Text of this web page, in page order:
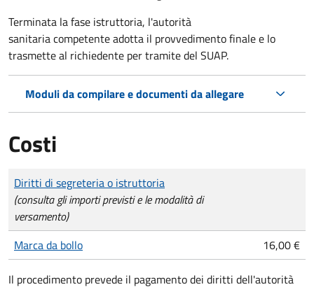
Terminata la fase istruttoria, l'autorità
sanitaria competente adotta il provvedimento finale e lo
trasmette al richiedente per tramite del SUAP.
Moduli da compilare e documenti da allegare
Costi
Tipo di pagamento
Importo
Diritti di segreteria o istruttoria
(consulta gli importi previsti e le modalità di
versamento)
Marca da bollo
16,00 €
Il procedimento prevede il pagamento dei diritti dell'autorità